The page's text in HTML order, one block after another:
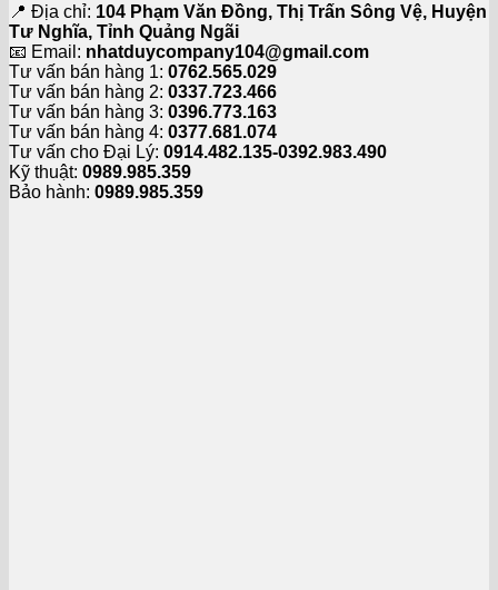
📍 Địa chỉ: 104 Phạm Văn Đồng, Thị Trấn Sông Vệ, Huyện
Tư Nghĩa, Tỉnh Quảng Ngãi
📧 Email: nhatduycompany104@gmail.com
Tư vấn bán hàng 1: 0762.565.029
Tư vấn bán hàng 2: 0337.723.466
Tư vấn bán hàng 3: 0396.773.163
Tư vấn bán hàng 4: 0377.681.074
Tư vấn cho Đại Lý: 0914.482.135-0392.983.490
Kỹ thuật: 0989.985.359
Bảo hành: 0989.985.359